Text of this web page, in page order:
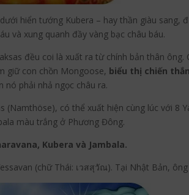
hiển tướng Kubera – hay thần giàu sang,
và xung quanh đầy vàng bạc châu báu.
đều coi là xuất ra từ chính bản thân
giữ con chồn Mongoose, biểu thị chiến
nó phải nhả ngọc châu ra.
có thể xuất hiện cùng lúc với 8
màu trắng ở Phương Đông.
Kubera và Jambala.
(chữ Thái: เวสสุวัณ). Tại Nhật Bản,